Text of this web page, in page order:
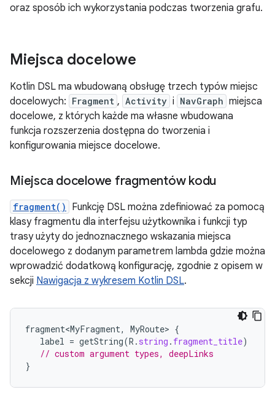
oraz sposób ich wykorzystania podczas tworzenia grafu.
Miejsca docelowe
Kotlin DSL ma wbudowaną obsługę trzech typów miejsc
docelowych: Fragment , Activity i NavGraph miejsca
docelowe, z których każde ma własne wbudowana
funkcja rozszerzenia dostępna do tworzenia i
konfigurowania miejsce docelowe.
Miejsca docelowe fragmentów kodu
fragment()
Funkcję DSL można zdefiniować za pomocą
klasy fragmentu dla interfejsu użytkownika i funkcji typ
trasy użyty do jednoznacznego wskazania miejsca
docelowego z dodanym parametrem lambda gdzie można
wprowadzić dodatkową konfigurację, zgodnie z opisem w
sekcji Nawigacja z wykresem Kotlin DSL.
fragment<MyFragment, MyRoute> {
label = getString(R . string . fragment_title)
// custom argument types, deepLinks
}